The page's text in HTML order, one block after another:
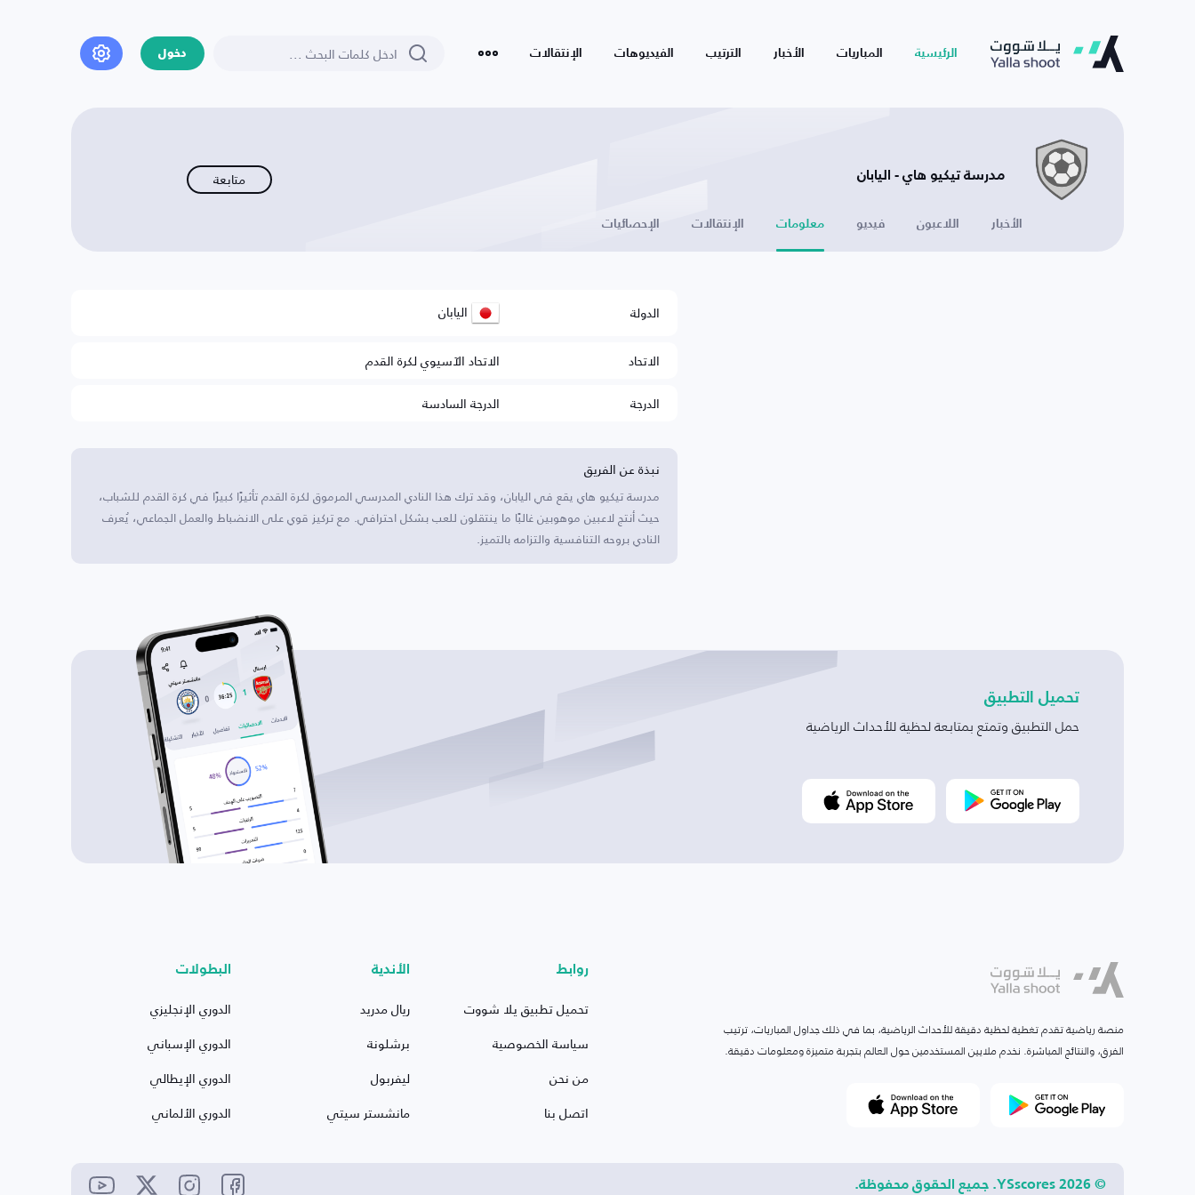
الرئيسية المباريات الأخبار الترتيب الفيديوهات الإنتقالات دخول
مدرسة تيكيو هاي - اليابان متابعة
الأخبار اللاعبون فيديو معلومات الإنتقالات الإحصائيات
الدولة اليابان
الاتحاد
الاتحاد الآسيوي لكرة القدم
الدرجة
الدرجة السادسة
نبذة عن الفريق
مدرسة تيكيو هاي يقع في اليابان، وقد ترك هذا النادي المدرسي المرموق لكرة القدم تأثيرًا كبيرًا في كرة القدم للشباب،
حيث أنتج لاعبين موهوبين غالبًا ما ينتقلون للعب بشكل احترافي. مع تركيز قوي على الانضباط والعمل الجماعي، يُعرف
النادي بروحه التنافسية والتزامه بالتميز.
تحميل التطبيق
حمل التطبيق وتمتع بمتابعة لحظية للأحداث الرياضية
منصة رياضية تقدم تغطية لحظية دقيقة للأحداث الرياضية، بما في ذلك جداول المباريات، ترتيب
الفرق، والنتائج المباشرة. نخدم ملايين المستخدمين حول العالم بتجربة متميزة ومعلومات دقيقة.
روابط
تحميل تطبيق يلا شووت
سياسة الخصوصية
من نحن
اتصل بنا
الأندية
ريال مدريد
برشلونة
ليفربول
مانشستر سيتي
البطولات
الدوري الإنجليزي
الدوري الإسباني
الدوري الإيطالي
الدوري الألماني
© 2026 YSscores. جميع الحقوق محفوظة.